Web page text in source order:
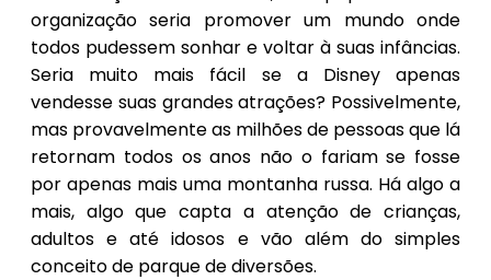
organização seria promover um mundo onde
todos pudessem sonhar e voltar à suas infâncias.
Seria muito mais fácil se a Disney apenas
vendesse suas grandes atrações? Possivelmente,
mas provavelmente as milhões de pessoas que lá
retornam todos os anos não o fariam se fosse
por apenas mais uma montanha russa. Há algo a
mais, algo que capta a atenção de crianças,
adultos e até idosos e vão além do simples
conceito de parque de diversões.